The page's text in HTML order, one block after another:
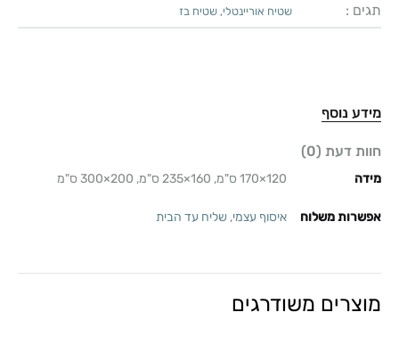
תגים : שטיח אוריינטלי, שטיח בז
מידע נוסף
חוות דעת (0)
מידה 120×170 ס"מ, 160×235 ס"מ, 200×300 ס"מ
אפשרות משלוח איסוף עצמי, שליח עד הבית
מוצרים משודרגים